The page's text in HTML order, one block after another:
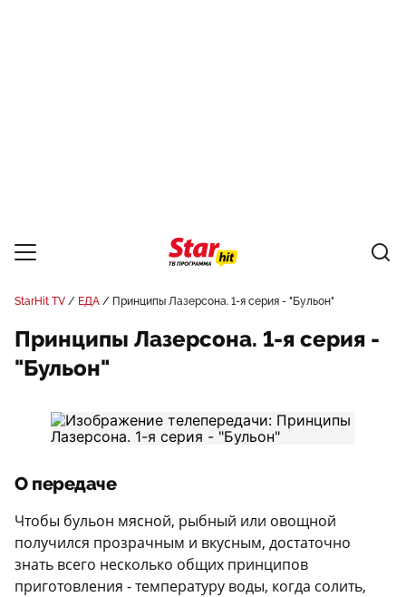
StarHit TV ЕДА Принципы Лазерсона. 1-я серия - "Бульон"
Принципы Лазерсона. 1-я серия -
"Бульон"
О передаче
Чтобы бульон мясной, рыбный или овощной
получился прозрачным и вкусным, достаточно
знать всего несколько общих принципов
приготовления - температуру воды, когда солить,